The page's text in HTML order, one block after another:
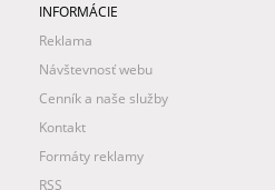
INFORMÁCIE
Reklama
Návštevnosť webu
Cenník a naše služby
Kontakt
Formáty reklamy
RSS